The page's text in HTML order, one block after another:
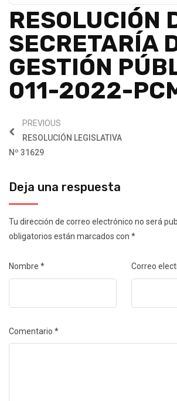
RESOLUCIÓN
SECRETARÍA
GESTIÓN
011-2022-
PREVIOUS
RESOLUCIÓN LEGISLATIVA
Nº 31629
Deja una respuesta
Tu dirección de correo electrónico no será
obligatorios están marcados con *
Nombre * Correo
Comentario *